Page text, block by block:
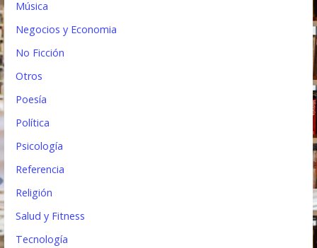
Música
Negocios y Economia
No Ficción
Otros
Poesía
Política
Psicología
Referencia
Religión
Salud y Fitness
Tecnología